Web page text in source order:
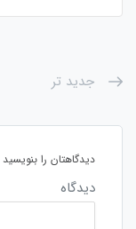
جدید تر
دیدگاهتان را بنویسید
دیدگاه